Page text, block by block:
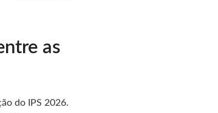
as
do IPS 2026.